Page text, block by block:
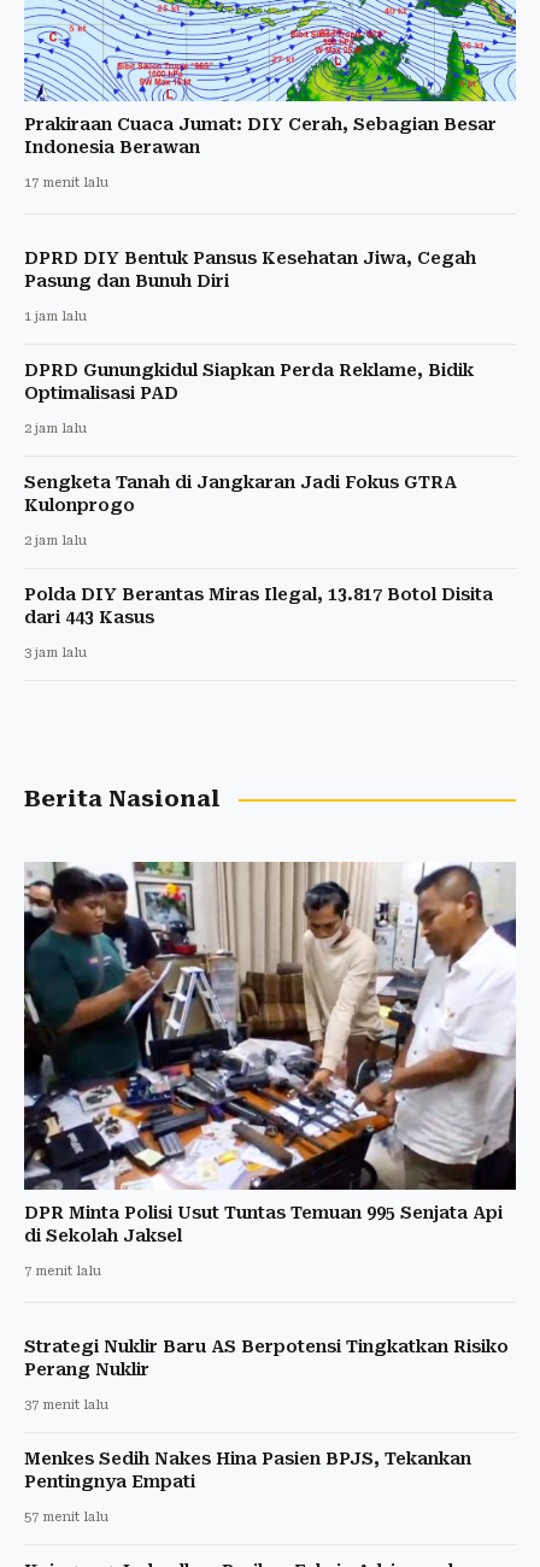
Prakiraan Cuaca Jumat: DIY Cerah, Sebagian Besar
Indonesia Berawan
17 menit lalu
DPRD DIY Bentuk Pansus Kesehatan Jiwa, Cegah
Pasung dan Bunuh Diri
1 jam lalu
DPRD Gunungkidul Siapkan Perda Reklame, Bidik
Optimalisasi PAD
2 jam lalu
Sengketa Tanah di Jangkaran Jadi Fokus GTRA
Kulonprogo
2 jam lalu
Polda DIY Berantas Miras Ilegal, 13.817 Botol Disita
dari 443 Kasus
3 jam lalu
Berita Nasional
DPR Minta Polisi Usut Tuntas Temuan 995 Senjata Api
di Sekolah Jaksel
7 menit lalu
Strategi Nuklir Baru AS Berpotensi Tingkatkan Risiko
Perang Nuklir
37 menit lalu
Menkes Sedih Nakes Hina Pasien BPJS, Tekankan
Pentingnya Empati
57 menit lalu